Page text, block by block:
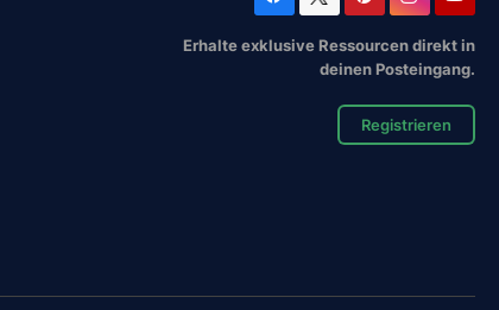
Erhalte exklusive Ressourcen direkt in
deinen Posteingang.
Registrieren